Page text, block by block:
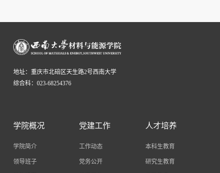
地址：重庆市北碚区天生路2号西南大学
综合科：023-68254376
学院概况
学院简介
领导班子
党建工作
工作动态
党务公开
人才培养
本科生教育
研究生教育